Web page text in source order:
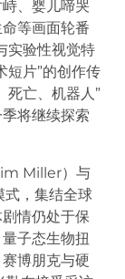
、婴儿啼哭
等画面轮番
实验性视觉特
短片”的创作传
亡、机器人”
将继续探索
Miller）与
，集结全球
情仍处于保
子态生物扭
博朋克与硬